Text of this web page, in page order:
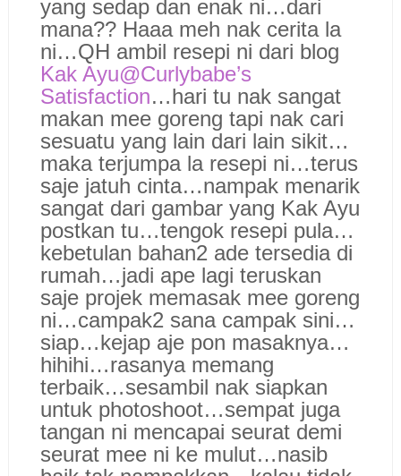
yang sedap dan enak ni…dari
mana?? Haaa meh nak cerita la
ni…QH ambil resepi ni dari blog
Kak Ayu@Curlybabe’s
Satisfaction…hari tu nak sangat
makan mee goreng tapi nak cari
sesuatu yang lain dari lain sikit…
maka terjumpa la resepi ni…terus
saje jatuh cinta…nampak menarik
sangat dari gambar yang Kak Ayu
postkan tu…tengok resepi pula…
kebetulan bahan2 ade tersedia di
rumah…jadi ape lagi teruskan
saje projek memasak mee goreng
ni…campak2 sana campak sini…
siap…kejap aje pon masaknya…
hihihi…rasanya memang
terbaik…sesambil nak siapkan
untuk photoshoot…sempat juga
tangan ni mencapai seurat demi
seurat mee ni ke mulut…nasib